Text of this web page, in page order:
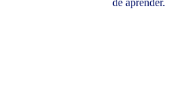
de aprender.